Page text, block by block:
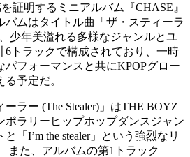
証明するミニアルバム『CHASE』
バムはタイトル曲「ザ・スティーラ
少年美溢れる多様なジャンルとユ
6トラックで構成されており、一時
パフォーマンスと共にKPOPグロー
予定だ。
ラー (The Stealer)」はTHE BOYZ
ポラリーヒップホップダンスジャン
「I’m the stealer」という強烈なリ
また、アルバムの第1トラック